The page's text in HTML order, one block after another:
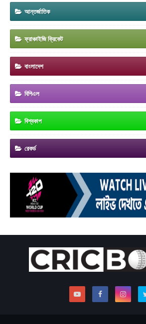
আন্তর্জাতিক
ফ্রাঞ্চাইজি ক্রিকেট
বাংলাদেশ
বিপিএল
বিশ্বকাপ
রেকর্ড